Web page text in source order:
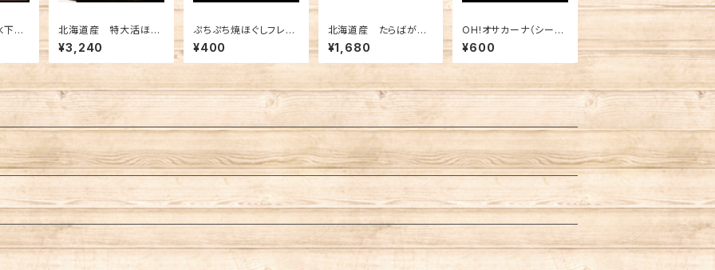
魚
北海道産 特大活ほた
て貝 ３枚
¥3,240
ぷちぷち焼ほぐしフレー
ク
¥400
北海道産 たらばがに
むき身 100ｇ １パッ
ク
¥1,680
OH!オサカーナ（シーフ
ードミックス）
¥600